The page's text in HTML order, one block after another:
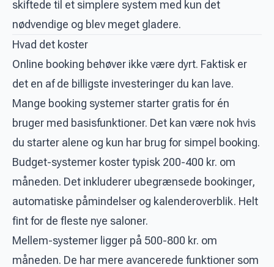
skiftede til et simplere system med kun det
nødvendige og blev meget gladere.
Hvad det koster
Online booking behøver ikke være dyrt. Faktisk er
det en af de billigste investeringer du kan lave.
Mange booking systemer starter gratis for én
bruger med basisfunktioner. Det kan være nok hvis
du starter alene og kun har brug for simpel booking.
Budget-systemer koster typisk 200-400 kr. om
måneden. Det inkluderer ubegrænsede bookinger,
automatiske påmindelser og kalenderoverblik. Helt
fint for de fleste nye saloner.
Mellem-systemer ligger på 500-800 kr. om
måneden. De har mere avancerede funktioner som